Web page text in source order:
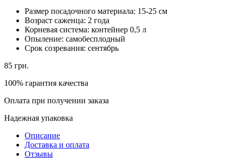
Размер посадочного материала: 15-25 см
Возраст саженца: 2 года
Корневая система: контейнер 0,5 л
Опыление: самобесплодный
Срок созревания: сентябрь
85 грн.
100% гарантия качества
Оплата при получении заказа
Надежная упаковка
Описание
Доставка и оплата
Отзывы